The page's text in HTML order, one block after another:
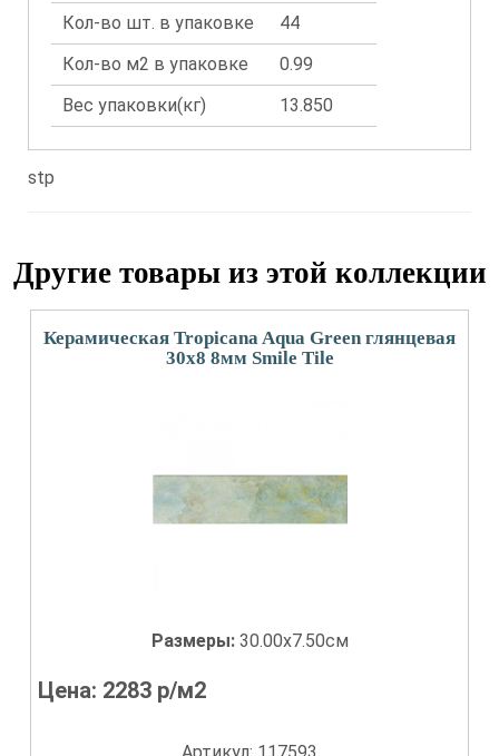
Кол-во шт. в упаковке
44
Кол-во м2 в упаковке
0.99
Вес упаковки(кг)
13.850
stp
Другие товары из этой коллекции
Керамическая Tropicana Aqua Green глянцевая
30x8 8мм Smile Tile
Размеры: 30.00x7.50см
Цена: 2283 р/м2